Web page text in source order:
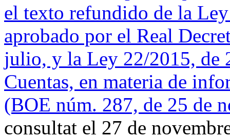
el texto refundido de la
aprobado por el Real
julio, y la Ley 22/2015, de
Cuentas, en materia de
(BOE núm. 287, de 25 de
consultat el 27 de